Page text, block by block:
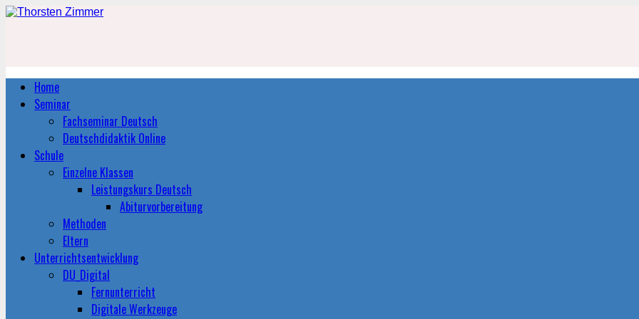
Home
Seminar
Fachseminar Deutsch
Deutschdidaktik Online
Schule
Einzelne Klassen
Leistungskurs Deutsch
Abiturvorbereitung
Methoden
Eltern
Unterrichtsentwicklung
DU_Digital
Fernunterricht
Digitale Werkzeuge